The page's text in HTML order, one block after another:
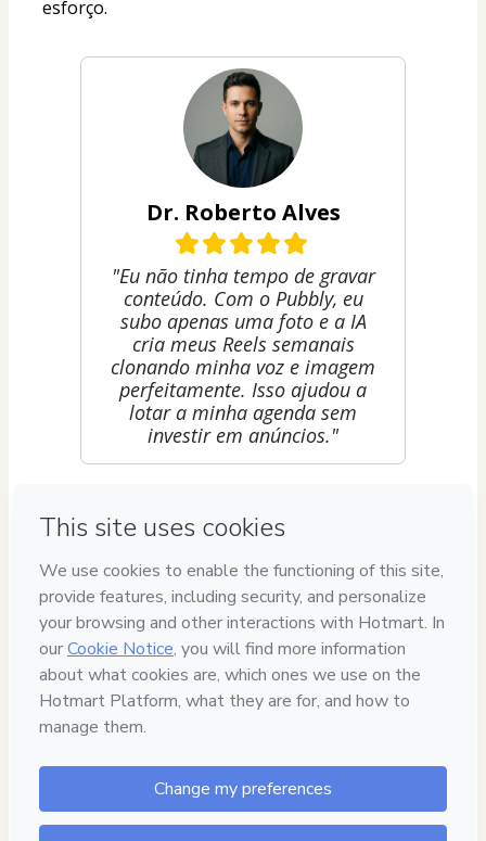
esforço.
Dr. Roberto Alves
"Eu não tinha tempo de gravar
conteúdo. Com o Pubbly, eu
subo apenas uma foto e a IA
cria meus Reels semanais
clonando minha voz e imagem
perfeitamente. Isso ajudou a
lotar a minha agenda sem
investir em anúncios."
Mariana Costa
"Os carrosséis que o agente de
exatamente a paleta de cores
da minha imobiliária e os
textos convertem muito mais